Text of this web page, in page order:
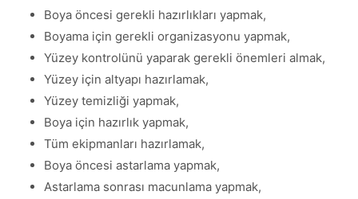
Boya öncesi gerekli hazırlıkları yapmak,
Boyama için gerekli organizasyonu yapmak,
Yüzey kontrolünü yaparak gerekli önemleri almak,
Yüzey için altyapı hazırlamak,
Yüzey temizliği yapmak,
Boya için hazırlık yapmak,
Tüm ekipmanları hazırlamak,
Boya öncesi astarlama yapmak,
Astarlama sonrası macunlama yapmak,